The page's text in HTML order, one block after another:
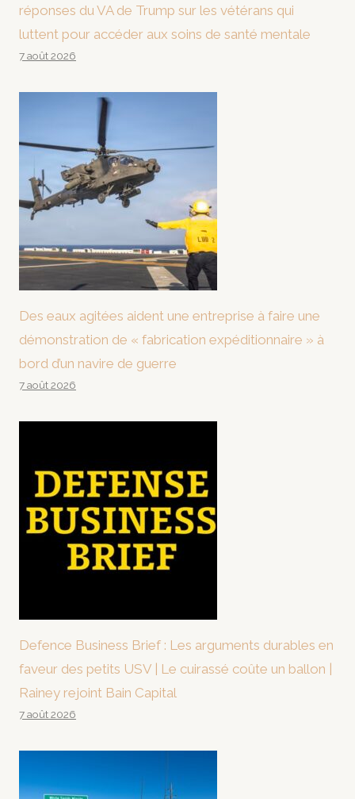
réponses du VA de Trump sur les vétérans qui
luttent pour accéder aux soins de santé mentale
7 août 2026
Des eaux agitées aident une entreprise à faire une
démonstration de « fabrication expéditionnaire » à
bord d’un navire de guerre
7 août 2026
Defence Business Brief : Les arguments durables en
faveur des petits USV | Le cuirassé coûte un ballon |
Rainey rejoint Bain Capital
7 août 2026